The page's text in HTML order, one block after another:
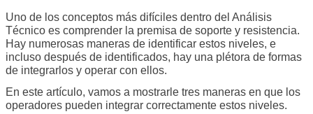
Uno de los conceptos más difíciles dentro del Análisis
Técnico es comprender la premisa de soporte y resistencia.
Hay numerosas maneras de identificar estos niveles, e
incluso después de identificados, hay una plétora de formas
de integrarlos y operar con ellos.
En este artículo, vamos a mostrarle tres maneras en que los
operadores pueden integrar correctamente estos niveles.